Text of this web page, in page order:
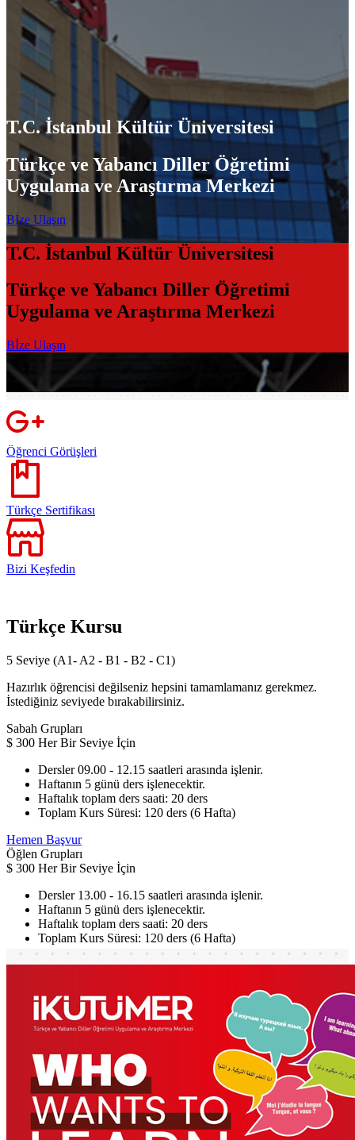
T.C. İstanbul Kültür Üniversitesi
Türkçe ve Yabancı Diller Öğretimi
Uygulama ve Araştırma Merkezi
Bİze Ulaşın
T.C. İstanbul Kültür Üniversitesi
Türkçe ve Yabancı Diller Öğretimi
Uygulama ve Araştırma Merkezi
Bİze Ulaşın
Öğrenci Görüşleri
Türkçe Sertifikası
Bizi Keşfedin
Türkçe Kursu
5 Seviye (A1- A2 - B1 - B2 - C1)
Hazırlık öğrencisi değilseniz hepsini tamamlamanız gerekmez.
İstediğiniz seviyede bırakabilirsiniz.
Sabah Grupları
$ 300 Her Bir Seviye İçin
Dersler 09.00 - 12.15 saatleri arasında işlenir.
Haftanın 5 günü ders işlenecektir.
Haftalık toplam ders saati: 20 ders
Toplam Kurs Süresi: 120 ders (6 Hafta)
Hemen Başvur
Öğlen Grupları
$ 300 Her Bir Seviye İçin
Dersler 13.00 - 16.15 saatleri arasında işlenir.
Haftanın 5 günü ders işlenecektir.
Haftalık toplam ders saati: 20 ders
Toplam Kurs Süresi: 120 ders (6 Hafta)
Hemen Başvur